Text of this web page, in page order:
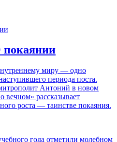
покаянии
миру — одно
периода поста.
Антоний в новом
рассказывает
роста — таинстве покаяния.